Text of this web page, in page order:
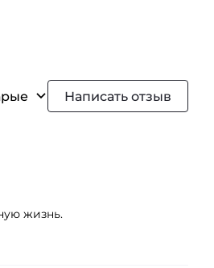
Написать отзыв
жизнь.